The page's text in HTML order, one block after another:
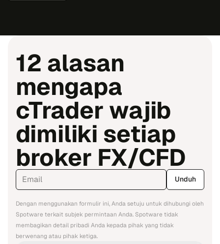
12 alasan
mengapa
cTrader wajib
dimiliki setiap
broker FX/CFD
Unduh
Dengan menggunakan formulir ini, Anda setuju untuk dihubungi oleh
Spotware terkait subjek permintaan Anda. Spotware tidak
membagikan detail pribadi Anda kepada pihak yang tidak
berwenang atau pihak ketiga.